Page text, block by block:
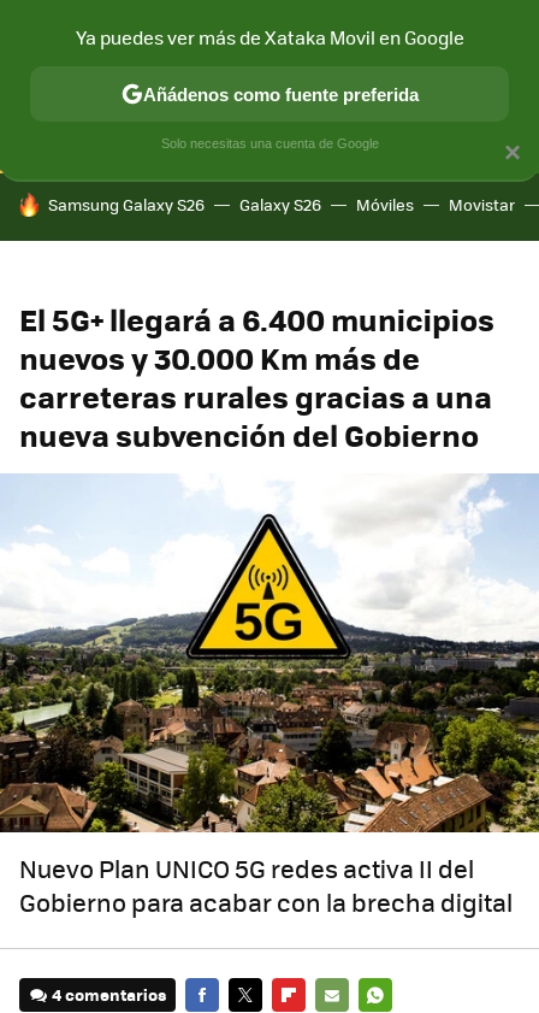
CONECTIVIDAD MÓVIL Y SOCIEDAD APLICACIONES
HOY SE HABLA DE
Samsung Galaxy S26 Galaxy S26 Móviles Movistar
El 5G+ llegará a 6.400 municipios
nuevos y 30.000 Km más de
carreteras rurales gracias a una
nueva subvención del Gobierno
Nuevo Plan UNICO 5G redes activa II del
Gobierno para acabar con la brecha digital
4 comentarios
×
Ya puedes ver más de Xataka Movil en Google
Añádenos como fuente preferida
Solo necesitas una cuenta de Google